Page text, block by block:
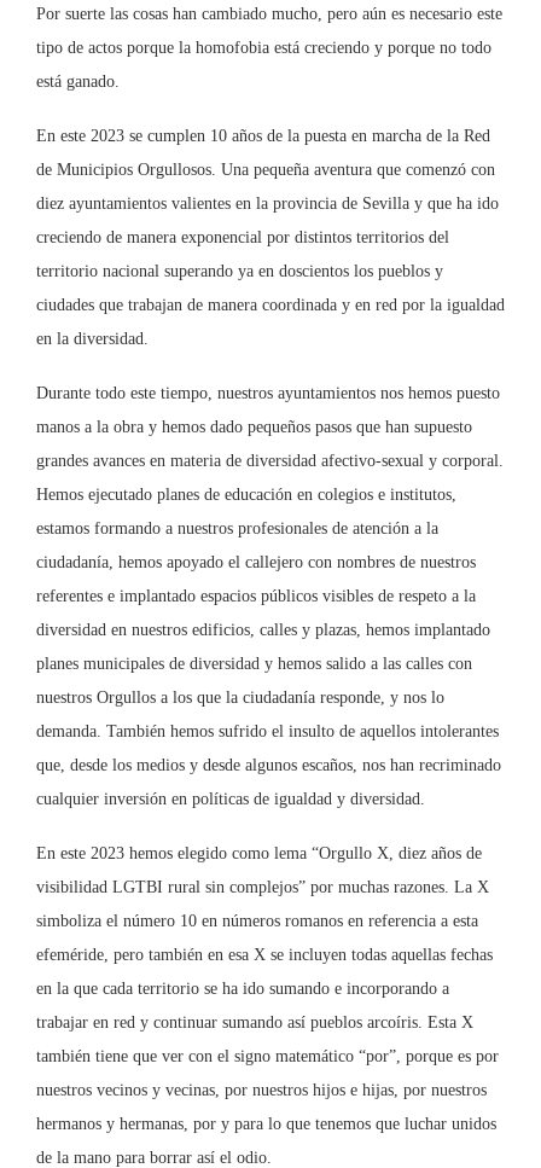
Por suerte las cosas han cambiado mucho, pero aún es necesario este
tipo de actos porque la homofobia está creciendo y porque no todo
está ganado.
En este 2023 se cumplen 10 años de la puesta en marcha de la Red
de Municipios Orgullosos. Una pequeña aventura que comenzó con
diez ayuntamientos valientes en la provincia de Sevilla y que ha ido
creciendo de manera exponencial por distintos territorios del
territorio nacional superando ya en doscientos los pueblos y
ciudades que trabajan de manera coordinada y en red por la igualdad
en la diversidad.
Durante todo este tiempo, nuestros ayuntamientos nos hemos puesto
manos a la obra y hemos dado pequeños pasos que han supuesto
grandes avances en materia de diversidad afectivo-sexual y corporal.
Hemos ejecutado planes de educación en colegios e institutos,
estamos formando a nuestros profesionales de atención a la
ciudadanía, hemos apoyado el callejero con nombres de nuestros
referentes e implantado espacios públicos visibles de respeto a la
diversidad en nuestros edificios, calles y plazas, hemos implantado
planes municipales de diversidad y hemos salido a las calles con
nuestros Orgullos a los que la ciudadanía responde, y nos lo
demanda. También hemos sufrido el insulto de aquellos intolerantes
que, desde los medios y desde algunos escaños, nos han recriminado
cualquier inversión en políticas de igualdad y diversidad.
En este 2023 hemos elegido como lema “Orgullo X, diez años de
visibilidad LGTBI rural sin complejos” por muchas razones. La X
simboliza el número 10 en números romanos en referencia a esta
efeméride, pero también en esa X se incluyen todas aquellas fechas
en la que cada territorio se ha ido sumando e incorporando a
trabajar en red y continuar sumando así pueblos arcoíris. Esta X
también tiene que ver con el signo matemático “por”, porque es por
nuestros vecinos y vecinas, por nuestros hijos e hijas, por nuestros
hermanos y hermanas, por y para lo que tenemos que luchar unidos
de la mano para borrar así el odio.